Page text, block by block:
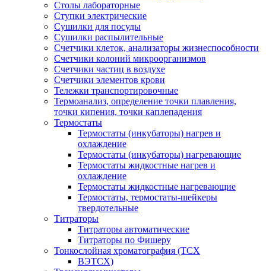
Столы лабораторные
Ступки электрические
Сушилки для посуды
Сушилки распылительные
Счетчики клеток, анализаторы жизнеспособности
Счетчики колоний микроорганизмов
Счетчики частиц в воздухе
Счетчики элементов крови
Тележки транспортировочные
Термоанализ, определение точки плавления,
точки кипения, точки каплепадения
Термостаты
Термостаты (инкубаторы) нагрев и
охлаждение
Термостаты (инкубаторы) нагревающие
Термостаты жидкостные нагрев и
охлаждение
Термостаты жидкостные нагревающие
Термостаты, термостаты-шейкеры
твердотельные
Титраторы
Титраторы автоматические
Титраторы по Фишеру
Тонкослойная хроматография (ТСХ
ВЭТСХ)